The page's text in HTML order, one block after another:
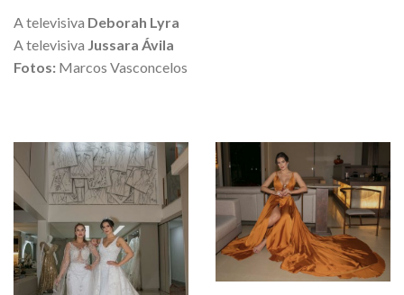
A televisiva Deborah Lyra
A televisiva Jussara Ávila
Fotos: Marcos Vasconcelos